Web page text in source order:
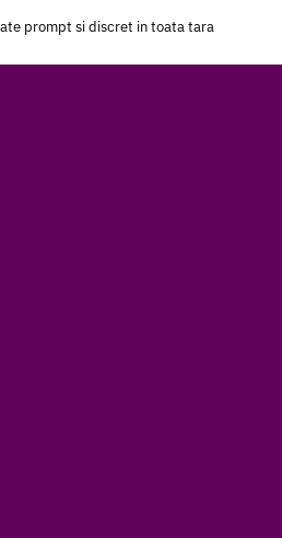
prompt si discret in toata tara